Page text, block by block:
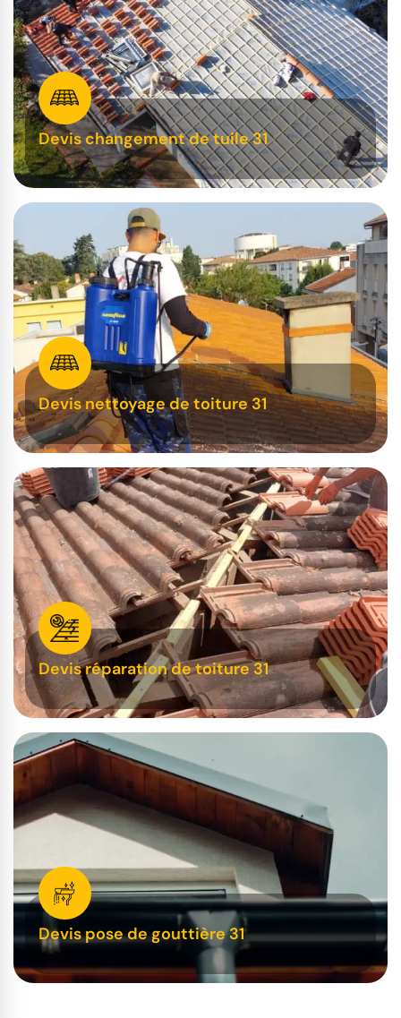
Devis changement de tuile 31
Devis nettoyage de toiture 31
Devis réparation de toiture 31
Devis pose de gouttière 31